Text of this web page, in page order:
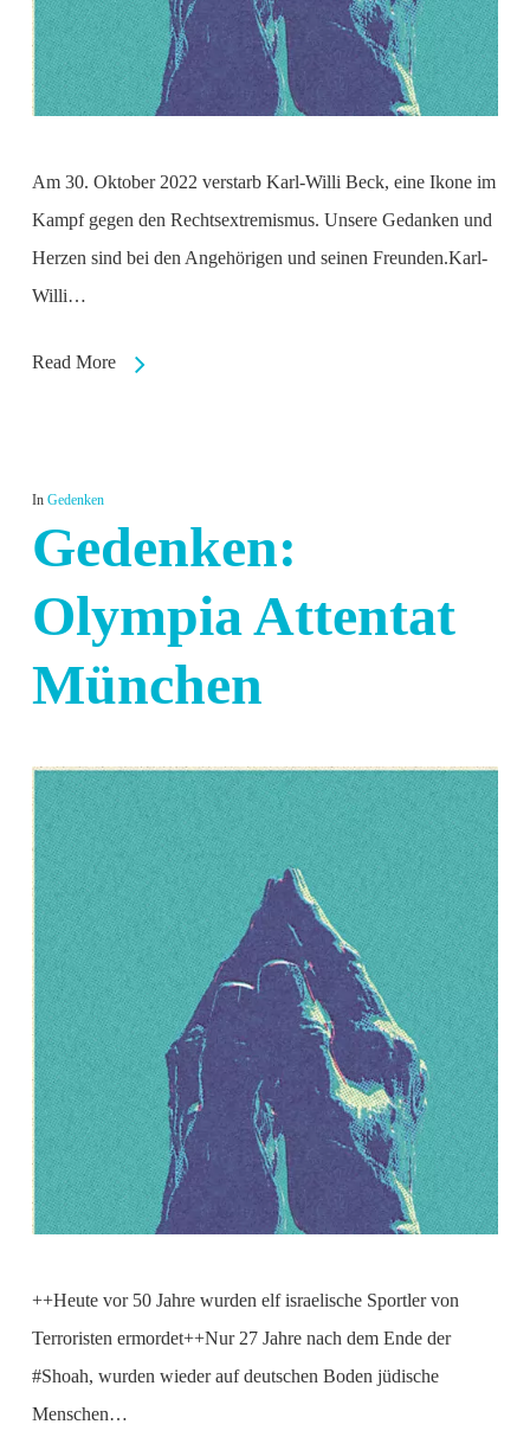
Am 30. Oktober 2022 verstarb Karl-Willi Beck, eine Ikone im
Kampf gegen den Rechtsextremismus. Unsere Gedanken und
Herzen sind bei den Angehörigen und seinen Freunden.Karl-
Willi…
Read More
In Gedenken
Gedenken:
Olympia Attentat
München
++Heute vor 50 Jahre wurden elf israelische Sportler von
Terroristen ermordet++Nur 27 Jahre nach dem Ende der
#Shoah, wurden wieder auf deutschen Boden jüdische
Menschen…